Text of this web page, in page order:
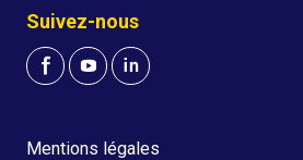
Suivez-nous
Mentions légales